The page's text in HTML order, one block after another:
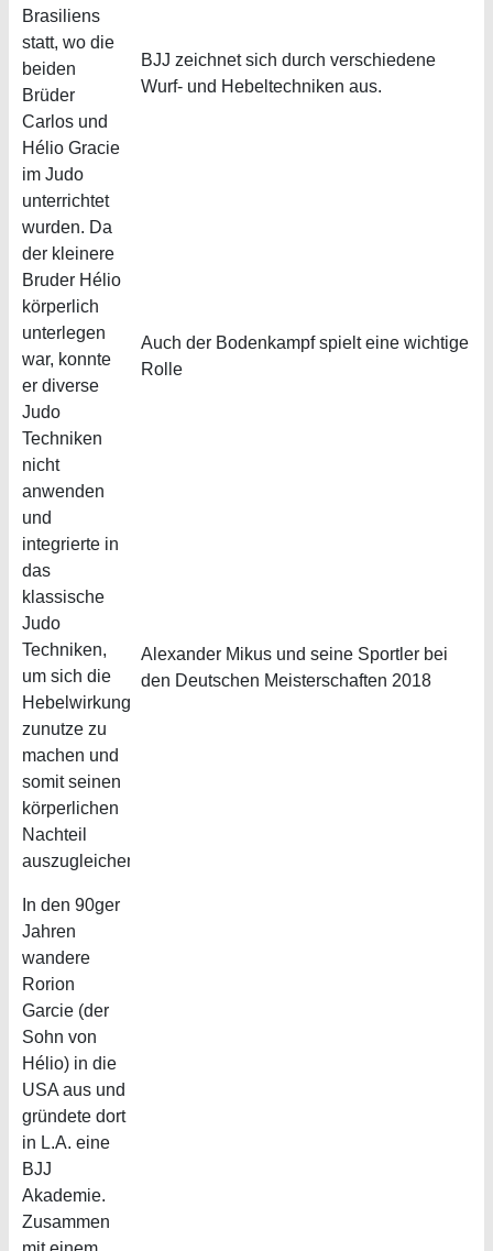
BJJ zeichnet sich durch verschiedene
Wurf- und Hebeltechniken aus.
Auch der Bodenkampf spielt eine wichtige
Rolle
Alexander Mikus und seine Sportler bei
den Deutschen Meisterschaften 2018
Brasiliens
statt, wo die
beiden
Brüder
Carlos und
Hélio Gracie
im Judo
unterrichtet
wurden. Da
der kleinere
Bruder Hélio
körperlich
unterlegen
war, konnte
er diverse
Judo
Techniken
nicht
anwenden
und
integrierte in
das
klassische
Judo
Techniken,
um sich die
Hebelwirkung
zunutze zu
machen und
somit seinen
körperlichen
Nachteil
auszugleichen.
In den 90ger
Jahren
wandere
Rorion
Garcie (der
Sohn von
Hélio) in die
USA aus und
gründete dort
in L.A. eine
BJJ
Akademie.
Zusammen